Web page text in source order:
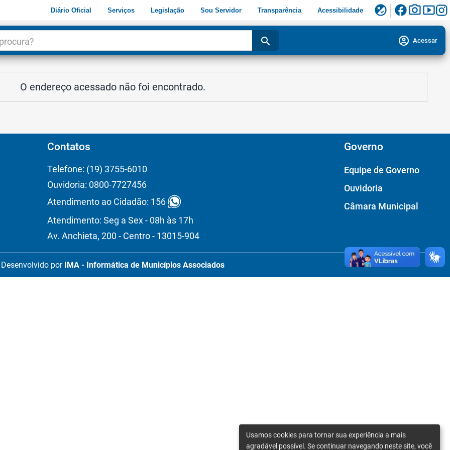
Diário Oficial Serviços Legislação Sou Servidor Transparência Acessibilidade flaky facebookphoto_camerasmart_display
search account_circle Acessar
O endereço acessado não foi encontrado.
Contatos
Telefone: (19) 3755-6010
Ouvidoria: 0800-7727456
Atendimento ao Cidadão: 156
Atendimento: Seg a Sex - 08h às 17h
Av. Anchieta, 200 - Centro - 13015-904
Governo
Equipe de Governo
Ouvidoria
Câmara Municipal
Desenvolvido por IMA - Informática de Municípios Associados
Usamos cookies para tornar sua experiência a mais
agradável possível. Se continuar navegando neste site, você